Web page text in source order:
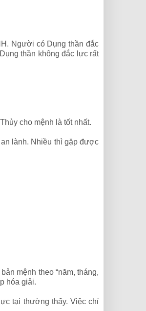
Người có Dụng thần đắc
thần không đắc lực rất
cho mệnh là tốt nhất.
lành. Nhiều thì gặp được
mệnh theo “năm, tháng,
hóa giải.
tại thường thấy. Việc chỉ